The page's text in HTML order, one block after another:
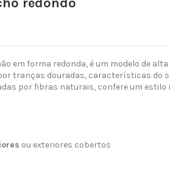
em forma redonda, é um modelo de
tranças douradas, características do
por fibras naturais, confere um estilo
ou exteriores cobertos